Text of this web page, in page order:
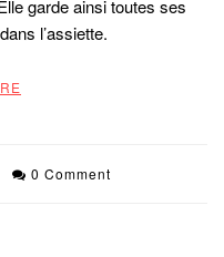
garde ainsi toutes ses
l’assiette.
0 Comment